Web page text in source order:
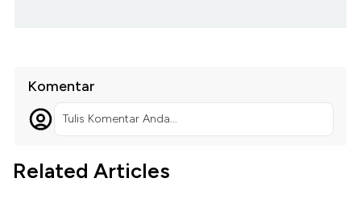
Komentar
Tulis Komentar Anda...
Related Articles